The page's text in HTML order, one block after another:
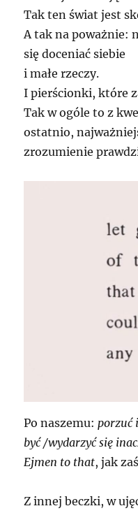
Tak ten świat jest
A tak na poważnie:
się doceniać siebie
i małe rzeczy.
I pierścionki, które
Tak w ogóle to z
ostatnio,
zrozumienie
Po naszemu: porzuć
być /wydarzyć się
Ejmen to that, jak
Z innej beczki, w